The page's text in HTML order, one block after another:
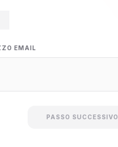
EMAIL
PASSO SUCCESSIVO